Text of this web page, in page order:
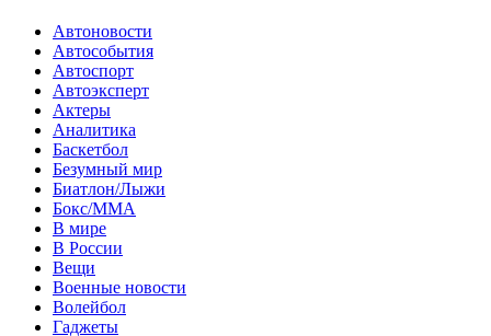
Автоновости
Автособытия
Автоспорт
Автоэксперт
Актеры
Аналитика
Баскетбол
Безумный мир
Биатлон/Лыжи
Бокс/MMA
В мире
В России
Вещи
Военные новости
Волейбол
Гаджеты